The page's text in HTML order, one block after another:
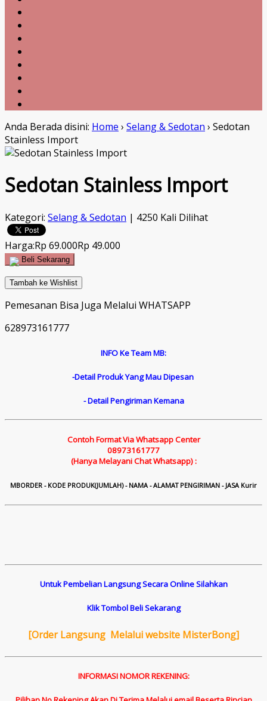
Anda Berada disini: Home › Selang & Sedotan › Sedotan
Stainless Import
Sedotan Stainless Import
Kategori: Selang & Sedotan | 4250 Kali Dilihat
Harga:Rp 69.000Rp 49.000
Beli Sekarang
Tambah ke Wishlist
Pemesanan Bisa Juga Melalui WHATSAPP
628973161777
INFO Ke Team MB:
-Detail Produk Yang Mau Dipesan
- Detail Pengiriman Kemana
Contoh Format Via Whatsapp Center
08973161777
(Hanya Melayani Chat Whatsapp) :
MBORDER - KODE PRODUK(JUMLAH) - NAMA - ALAMAT PENGIRIMAN - JASA Kurir
Untuk Pembelian Langsung Secara Online Silahkan
Klik Tombol Beli Sekarang
[Order Langsung Melalui website MisterBong]
INFORMASI NOMOR REKENING: